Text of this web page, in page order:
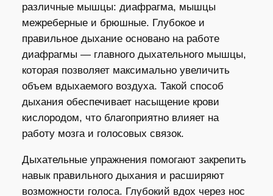
различные мышцы: диафрагма, мышцы
межреберные и брюшные. Глубокое и
правильное дыхание основано на работе
диафрагмы — главного дыхательного мышцы,
которая позволяет максимально увеличить
объем вдыхаемого воздуха. Такой способ
дыхания обеспечивает насыщение крови
кислородом, что благоприятно влияет на
работу мозга и голосовых связок.
Дыхательные упражнения помогают закрепить
навык правильного дыхания и расширяют
возможности голоса. Глубокий вдох через нос